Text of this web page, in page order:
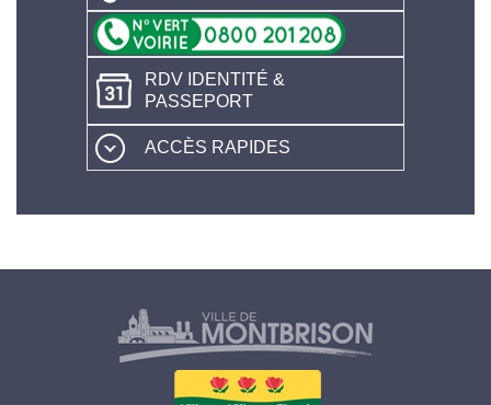
RDV IDENTITÉ &
PASSEPORT
ACCÈS RAPIDES